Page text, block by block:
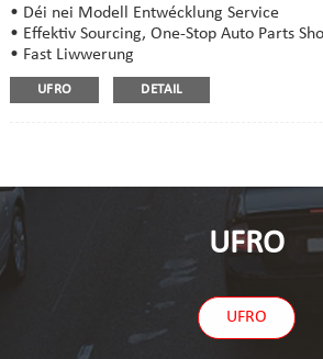
• Déi nei Modell Entwécklung Service
• Effektiv Sourcing, One-Stop Auto Parts
• Fast Liwwerung
UFRO DETAIL
UFRO
UFRO